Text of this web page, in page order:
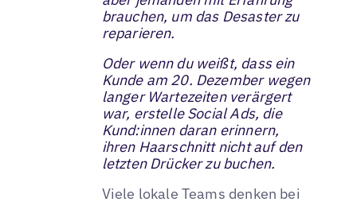
brauchen, um das Desaster zu
reparieren.
Oder wenn du weißt, dass ein
Kunde am 20. Dezember wegen
langer Wartezeiten verärgert
war, erstelle Social Ads, die
Kund:innen daran erinnern,
ihren Haarschnitt nicht auf den
letzten Drücker zu buchen.
Viele lokale Teams denken bei